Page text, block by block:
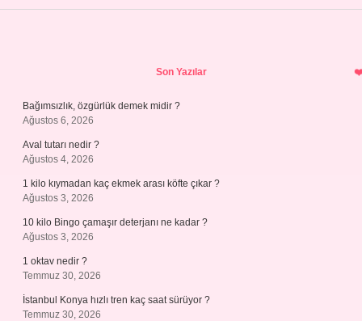
Son Yazılar
Bağımsızlık, özgürlük demek midir ?
Ağustos 6, 2026
Aval tutarı nedir ?
Ağustos 4, 2026
1 kilo kıymadan kaç ekmek arası köfte çıkar ?
Ağustos 3, 2026
10 kilo Bingo çamaşır deterjanı ne kadar ?
Ağustos 3, 2026
1 oktav nedir ?
Temmuz 30, 2026
İstanbul Konya hızlı tren kaç saat sürüyor ?
Temmuz 30, 2026